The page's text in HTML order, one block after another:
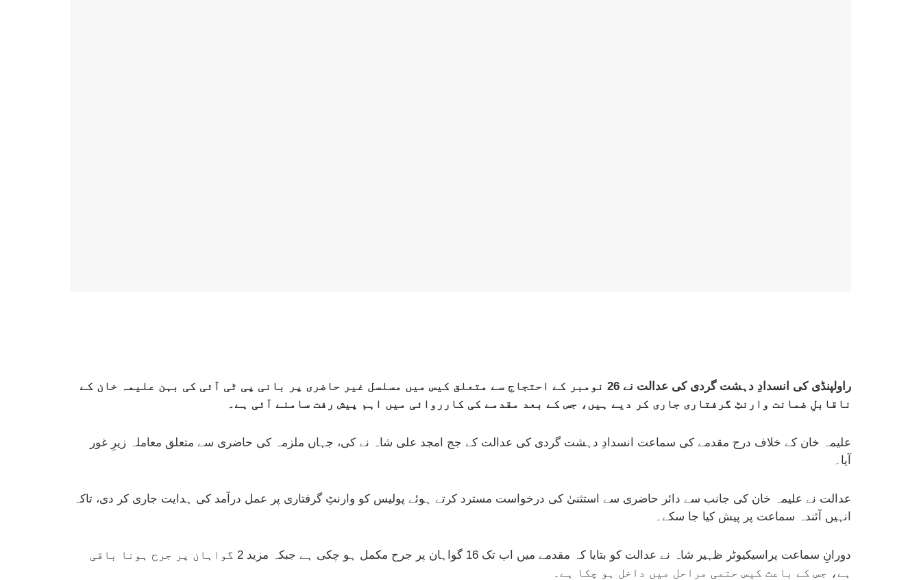
راولپنڈی کی انسدادِ دہشت گردی کی عدالت نے 26 نومبر کے احتجاج سے متعلق کیس میں مسلسل غیر حاضری پر بانی پی ٹی آئی کی بہن علیمہ خان کے
ناقابلِ ضمانت وارنٹِ گرفتاری جاری کر دیے ہیں، جس کے بعد مقدمے کی کارروائی میں اہم پیش رفت سامنے آئی ہے۔
علیمہ خان کے خلاف درج مقدمے کی سماعت انسدادِ دہشت گردی کی عدالت کے جج امجد علی شاہ نے کی، جہاں ملزمہ کی حاضری سے متعلق معاملہ زیرِ غور
آیا۔
عدالت نے علیمہ خان کی جانب سے دائر حاضری سے استثنیٰ کی درخواست مسترد کرتے ہوئے پولیس کو وارنٹِ گرفتاری پر عمل درآمد کی ہدایت جاری کر دی، تاکہ
انہیں آئندہ سماعت پر پیش کیا جا سکے۔
دورانِ سماعت پراسیکیوٹر ظہیر شاہ نے عدالت کو بتایا کہ مقدمے میں اب تک 16 گواہان پر جرح مکمل ہو چکی ہے جبکہ مزید 2 گواہان پر جرح ہونا باقی
ہے، جس کے باعث کیس حتمی مراحل میں داخل ہو چکا ہے۔